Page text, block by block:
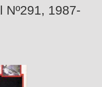
Nº291, 1987-